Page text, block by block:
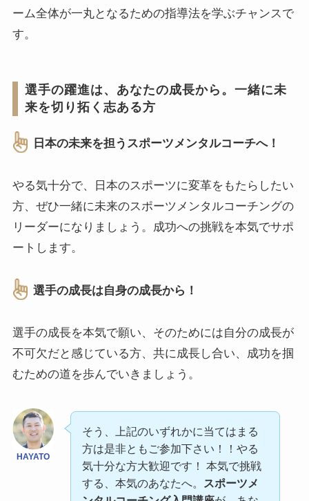
ーム全体が一丸となるための指導法を学ぶチャンスで
す。
選手の躍進は、あなたの成長から。一緒に未
来を切り拓く志ある方
日本の未来を担うスポーツメンタルコーチへ！
やる気十分で、日本のスポーツに変革をもたらしたい
方、ぜひ一緒に未来のスポーツメンタルコーチングの
リーダーになりましょう。成功への挑戦を本気でサポ
ートします。
選手の成長は自身の成長から！
選手の成長を本気で願い、そのためには自分の成長が
不可欠だと感じている方、共に成長し合い、成功を掴
むための道を歩んでいきましょう。
HAYATO
そう、上記のいずれかに当てはまる
方は是非ともご参加下さい！！やる
気十分な方大歓迎です！ 本気で挑戦
する、本気のあなたへ。
スポーツメ